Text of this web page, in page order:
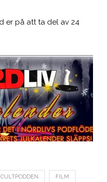
er på att ta del av 24
CULTPODDEN FILM